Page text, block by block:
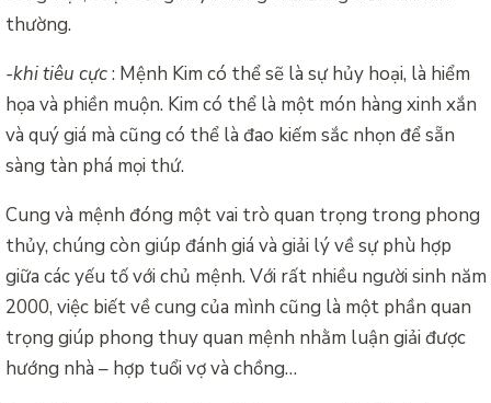
thường.
-khi tiêu cực: Mệnh Kim có thể sẽ là sự hủy hoại, là hiểm
họa và phiền muộn. Kim có thể là một món hàng xinh xắn
và quý giá mà cũng có thể là đao kiếm sắc nhọn để sẵn
sàng tàn phá mọi thứ.
Cung và mệnh đóng một vai trò quan trọng trong phong
thủy, chúng còn giúp đánh giá và giải lý về sự phù hợp
giữa các yếu tố với chủ mệnh. Với rất nhiều người sinh năm
2000, việc biết về cung của mình cũng là một phần quan
trọng giúp phong thuy quan mệnh nhằm luận giải được
hướng nhà – hợp tuổi vợ và chồng…